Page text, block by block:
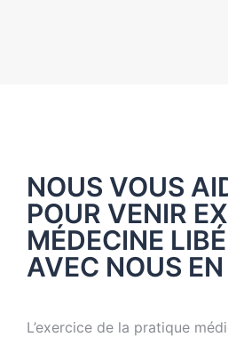
NOUS VOUS
POUR VENIR
MÉDECINE
AVEC NOUS
L’exercice de la pratique